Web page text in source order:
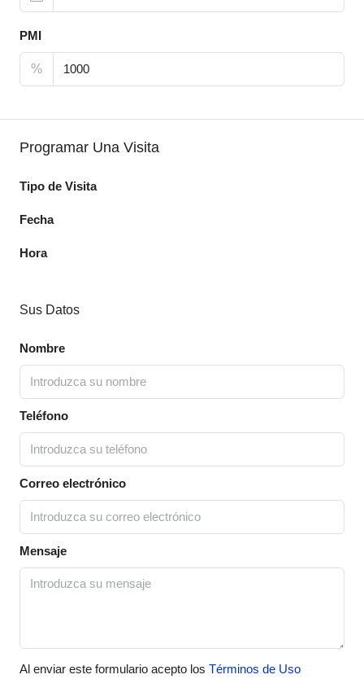
PMI
%
Programar Una Visita
Tipo de Visita
Fecha
Hora
Sus Datos
Nombre
Teléfono
Correo electrónico
Mensaje
Al enviar este formulario acepto los Términos de Uso